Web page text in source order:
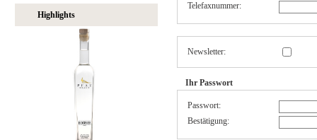
Highlights
Telefaxnummer:
Newsletter:
Ihr Passwort
Passwort:
Bestätigung: